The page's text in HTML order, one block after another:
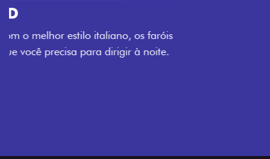
O VERDADEIRO 5 LUGARES E 4
PORTAS
Todo mundo pode viajar confortável na Fiat Strada,